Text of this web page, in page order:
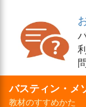
バスティン・メ
教材のすすめかた